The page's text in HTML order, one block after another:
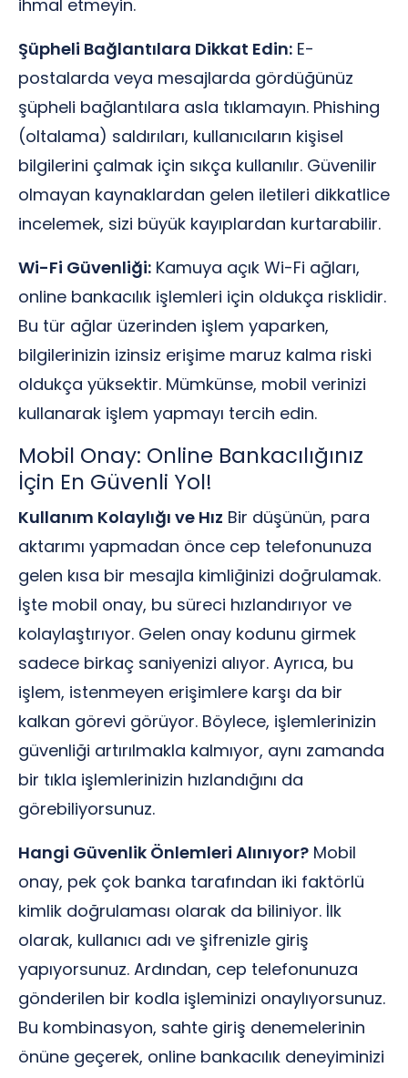
ihmal etmeyin.
Şüpheli Bağlantılara Dikkat Edin: E-
postalarda veya mesajlarda gördüğünüz
şüpheli bağlantılara asla tıklamayın. Phishing
(oltalama) saldırıları, kullanıcıların kişisel
bilgilerini çalmak için sıkça kullanılır. Güvenilir
olmayan kaynaklardan gelen iletileri dikkatlice
incelemek, sizi büyük kayıplardan kurtarabilir.
Wi-Fi Güvenliği: Kamuya açık Wi-Fi ağları,
online bankacılık işlemleri için oldukça risklidir.
Bu tür ağlar üzerinden işlem yaparken,
bilgilerinizin izinsiz erişime maruz kalma riski
oldukça yüksektir. Mümkünse, mobil verinizi
kullanarak işlem yapmayı tercih edin.
Mobil Onay: Online Bankacılığınız
İçin En Güvenli Yol!
Kullanım Kolaylığı ve Hız Bir düşünün, para
aktarımı yapmadan önce cep telefonunuza
gelen kısa bir mesajla kimliğinizi doğrulamak.
İşte mobil onay, bu süreci hızlandırıyor ve
kolaylaştırıyor. Gelen onay kodunu girmek
sadece birkaç saniyenizi alıyor. Ayrıca, bu
işlem, istenmeyen erişimlere karşı da bir
kalkan görevi görüyor. Böylece, işlemlerinizin
güvenliği artırılmakla kalmıyor, aynı zamanda
bir tıkla işlemlerinizin hızlandığını da
görebiliyorsunuz.
Hangi Güvenlik Önlemleri Alınıyor? Mobil
onay, pek çok banka tarafından iki faktörlü
kimlik doğrulaması olarak da biliniyor. İlk
olarak, kullanıcı adı ve şifrenizle giriş
yapıyorsunuz. Ardından, cep telefonunuza
gönderilen bir kodla işleminizi onaylıyorsunuz.
Bu kombinasyon, sahte giriş denemelerinin
önüne geçerek, online bankacılık deneyiminizi